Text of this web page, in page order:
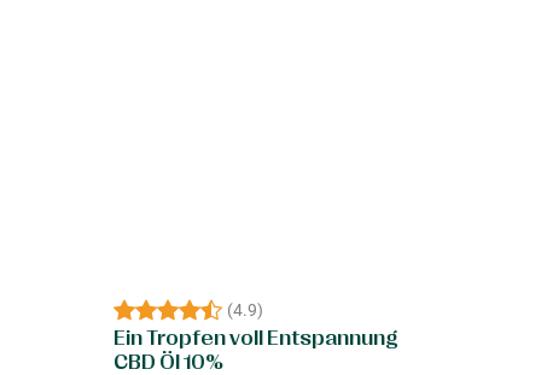
(4.9)
Ein Tropfen voll Entspannung
CBD Öl 10%